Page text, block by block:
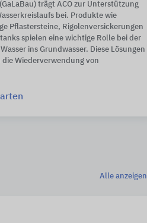
trägt ACO zur Unterstützung
bei. Produkte wie
Pflastersteine, Rigolenversickerungen
spielen eine wichtige Rolle bei der
ins Grundwasser. Diese Lösungen
Wiederverwendung von
Alle anzeigen